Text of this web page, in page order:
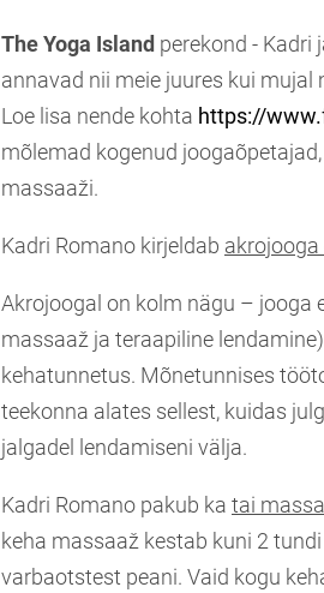
The Yoga Island perekond - Kadri
annavad nii meie juures kui
Loe lisa nende kohta https://
mõlemad kogenud
massaaži.
Kadri Romano kirjeldab
Akrojoogal on kolm nägu – jooga
massaaž ja teraapiline
kehatunnetus. Mõnetunnises
teekonna alates sellest, kuidas
jalgadel lendamiseni välja.
Kadri Romano pakub ka tai
keha massaaž kestab kuni 2
varbaotstest peani. Vaid kogu